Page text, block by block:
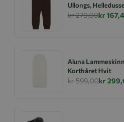
Ullongs,
kr 279,00kr
Aluna
Korthåret Hvit
kr 599,00kr